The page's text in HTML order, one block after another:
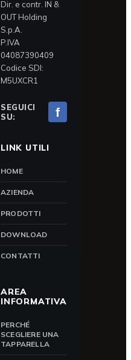
Dir. e contr. IN &
OUT Holding
S.p.A.
P.IVA
04087390409
Codice SDI:
M5UXCR1
SEGUICI
SU:
f
LINK UTILI
HOME
AZIENDA
PRODOTTI
DOWNLOAD
CONTATTI
AREA
INFORMATIVA
PERCHÉ
SCEGLIERE UNA
TAPPARELLA